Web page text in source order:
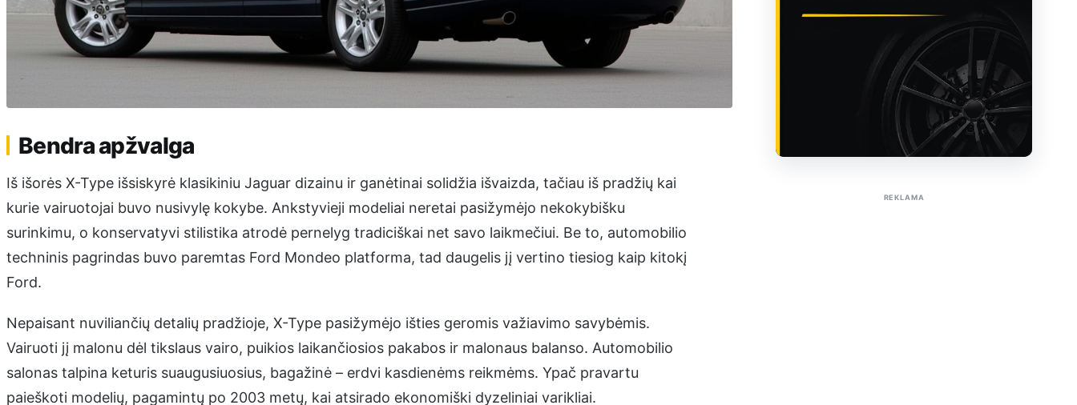
Bendra apžvalga
Iš išorės X-Type išsiskyrė klasikiniu Jaguar dizainu ir ganėtinai solidžia išvaizda, tačiau iš pradžių kai
kurie vairuotojai buvo nusivylę kokybe. Ankstyvieji modeliai neretai pasižymėjo nekokybišku
surinkimu, o konservatyvi stilistika atrodė pernelyg tradiciškai net savo laikmečiui. Be to, automobilio
techninis pagrindas buvo paremtas Ford Mondeo platforma, tad daugelis jį vertino tiesiog kaip kitokį
Ford.
Nepaisant nuviliančių detalių pradžioje, X-Type pasižymėjo išties geromis važiavimo savybėmis.
Vairuoti jį malonu dėl tikslaus vairo, puikios laikančiosios pakabos ir malonaus balanso. Automobilio
salonas talpina keturis suaugusiuosius, bagažinė – erdvi kasdienėms reikmėms. Ypač pravartu
paieškoti modelių, pagamintų po 2003 metų, kai atsirado ekonomiški dyzeliniai varikliai.
REKLAMA